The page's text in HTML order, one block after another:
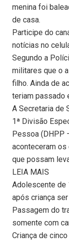
menina foi
de casa.
Participe do
notícias no
Segundo a
militares que o
filho. Ainda de
teriam passado
A Secretaria de
1ª Divisão
Pessoa (DHPP
aconteceram
que possam
LEIA MAIS
Adolescente de
após criança
Passagem do
somente com
Criança de